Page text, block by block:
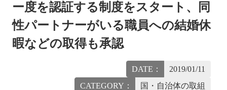
ー度を認証する制度をスタート、同
性パートナーがいる職員への結婚休
暇などの取得も承認
DATE：
2019/01/11
CATEGORY：
国・自治体の取組